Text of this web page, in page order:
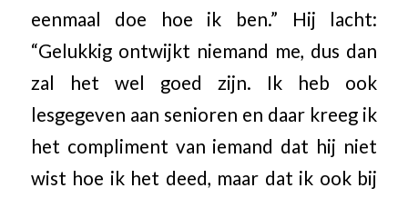
eenmaal doe hoe ik ben.” Hij lacht:
“Gelukkig ontwijkt niemand me, dus dan
zal het wel goed zijn. Ik heb ook
lesgegeven aan senioren en daar kreeg ik
het compliment van iemand dat hij niet
wist hoe ik het deed, maar dat ik ook bij